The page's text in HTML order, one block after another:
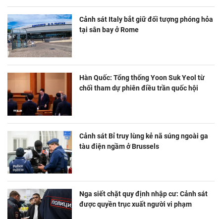
Cảnh sát Italy bắt giữ đối tượng phóng hỏa
tại sân bay ở Rome
Hàn Quốc: Tổng thống Yoon Suk Yeol từ
chối tham dự phiên điều trần quốc hội
Cảnh sát Bỉ truy lùng kẻ nã súng ngoài ga
tàu điện ngầm ở Brussels
Nga siết chặt quy định nhập cư: Cảnh sát
được quyền trục xuất người vi phạm